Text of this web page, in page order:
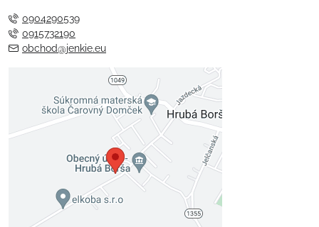
0904290539
0915732190
obchod@jenkie.eu
Externý obsah je blokovaný
Voľbami súkromia
Prajete si načítať externý obsah?
Povoliť tentokrát
Povoliť a zapamätať - súhlas s